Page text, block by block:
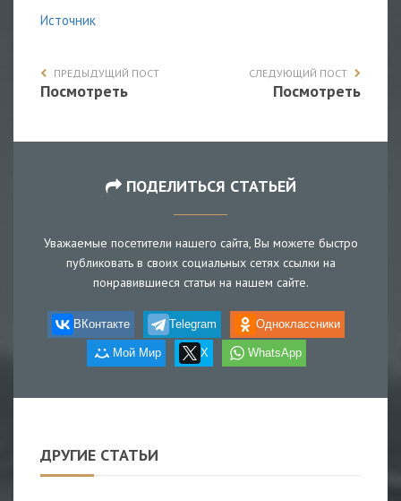
Источник
ПРЕДЫДУЩИЙ ПОСТ
Посмотреть
СЛЕДУЮЩИЙ ПОСТ
Посмотреть
ПОДЕЛИТЬСЯ СТАТЬЕЙ
Уважаемые посетители нашего сайта, Вы можете быстро
публиковать в своих социальных сетях ссылки на
понравившиеся статьи на нашем сайте.
ВКонтакте Telegram Одноклассники
Мой Мир X WhatsApp
ДРУГИЕ СТАТЬИ